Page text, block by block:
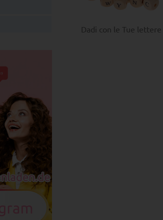
Dadi con le Tue lettere